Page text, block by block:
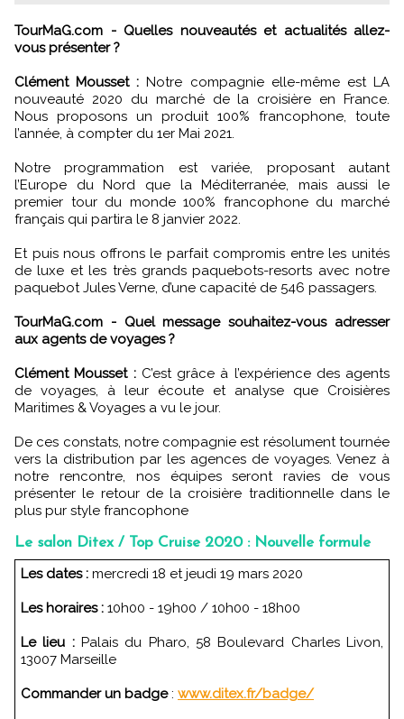
TourMaG.com - Quelles nouveautés et actualités allez-
vous présenter ?
Clément Mousset : Notre compagnie elle-même est LA
nouveauté 2020 du marché de la croisière en France.
Nous proposons un produit 100% francophone, toute
l’année, à compter du 1er Mai 2021.
Notre programmation est variée, proposant autant
l’Europe du Nord que la Méditerranée, mais aussi le
premier tour du monde 100% francophone du marché
français qui partira le 8 janvier 2022.
Et puis nous offrons le parfait compromis entre les unités
de luxe et les très grands paquebots-resorts avec notre
paquebot Jules Verne, d’une capacité de 546 passagers.
TourMaG.com - Quel message souhaitez-vous adresser
aux agents de voyages ?
Clément Mousset :C’est grâce à l’expérience des agents
de voyages, à leur écoute et analyse que Croisières
Maritimes & Voyages a vu le jour.
De ces constats, notre compagnie est résolument tournée
vers la distribution par les agences de voyages. Venez à
notre rencontre, nos équipes seront ravies de vous
présenter le retour de la croisière traditionnelle dans le
plus pur style francophone
Le salon Ditex / Top Cruise 2020 : Nouvelle formule
Les dates : mercredi 18 et jeudi 19 mars 2020
Les horaires : 10h00 - 19h00 / 10h00 - 18h00
Le lieu :Palais du Pharo, 58 Boulevard Charles Livon,
13007 Marseille
Commander un badge: www.ditex.fr/badge/